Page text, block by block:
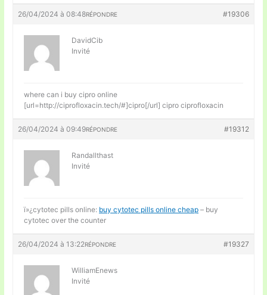
26/04/2024 à 08:48 #19306
RÉPONDRE
DavidCib
Invité
where can i buy cipro online
[url=http://ciprofloxacin.tech/#]cipro[/url] cipro ciprofloxacin
26/04/2024 à 09:49 #19312
RÉPONDRE
Randallthast
Invité
ï»¿cytotec pills online: buy cytotec pills online cheap – buy
cytotec over the counter
26/04/2024 à 13:22 #19327
RÉPONDRE
WilliamEnews
Invité